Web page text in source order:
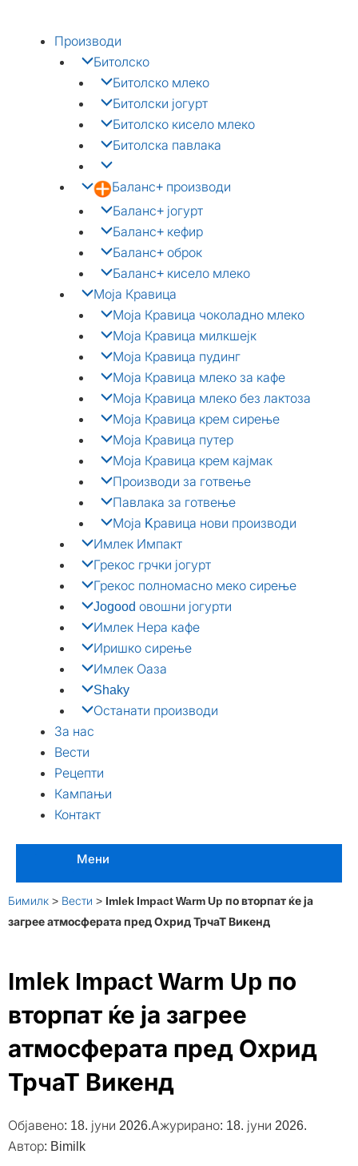
Производи
Битолско
Битолско млеко
Битолски јогурт
Битолско кисело млеко
Битолска павлака
Баланс+ производи
Баланс+ јогурт
Баланс+ кефир
Баланс+ оброк
Баланс+ кисело млеко
Моја Кравица
Моја Кравица чоколадно млеко
Моја Кравица милкшејк
Моја Кравица пудинг
Моја Кравица млеко за кафе
Моја Кравица млеко без лактоза
Моја Кравица крем сирење
Моја Кравица путер
Моја Кравица крем кајмак
Производи за готвење
Павлака за готвење
Моја Kравица нови производи
Имлек Импакт
Грекос грчки јогурт
Грекос полномасно меко сирење
Jogood овошни јогурти
Имлек Нера кафе
Иришко сирење
Имлек Оаза
Shaky
Останати производи
За нас
Вести
Рецепти
Кампањи
Контакт
Мени
Бимилк > Вести > Imlek Impact Warm Up по вторпат ќе ја
загрее атмосферата пред Охрид ТрчаТ Викенд
Imlek Impact Warm Up по
вторпат ќе ја загрее
атмосферата пред Охрид
ТрчаТ Викенд
Објавено: 18. јуни 2026.Ажурирано: 18. јуни 2026.
Автор: Bimilk